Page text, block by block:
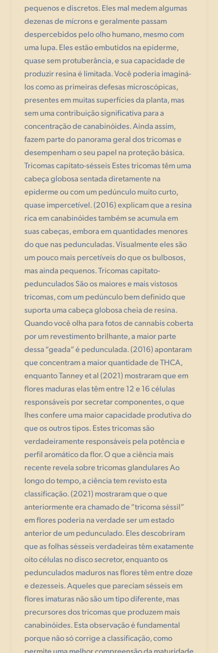
pequenos e discretos. Eles mal medem algumas
dezenas de mícrons e geralmente passam
despercebidos pelo olho humano, mesmo com
uma lupa. Eles estão embutidos na epiderme,
quase sem protuberância, e sua capacidade de
produzir resina é limitada. Você poderia imaginá-
los como as primeiras defesas microscópicas,
presentes em muitas superfícies da planta, mas
sem uma contribuição significativa para a
concentração de canabinóides. Ainda assim,
fazem parte do panorama geral dos tricomas e
desempenham o seu papel na proteção básica.
Tricomas capitato-sésseis Estes tricomas têm uma
cabeça globosa sentada diretamente na
epiderme ou com um pedúnculo muito curto,
quase impercetível. (2016) explicam que a resina
rica em canabinóides também se acumula em
suas cabeças, embora em quantidades menores
do que nas pedunculadas. Visualmente eles são
um pouco mais percetíveis do que os bulbosos,
mas ainda pequenos. Tricomas capitato-
pedunculados São os maiores e mais vistosos
tricomas, com um pedúnculo bem definido que
suporta uma cabeça globosa cheia de resina.
Quando você olha para fotos de cannabis coberta
por um revestimento brilhante, a maior parte
dessa “geada” é pedunculada. (2016) apontaram
que concentram a maior quantidade de THCA,
enquanto Tanney et al (2021) mostraram que em
flores maduras elas têm entre 12 e 16 células
responsáveis por secretar componentes, o que
lhes confere uma maior capacidade produtiva do
que os outros tipos. Estes tricomas são
verdadeiramente responsáveis pela potência e
perfil aromático da flor. O que a ciência mais
recente revela sobre tricomas glandulares Ao
longo do tempo, a ciência tem revisto esta
classificação. (2021) mostraram que o que
anteriormente era chamado de “tricoma séssil”
em flores poderia na verdade ser um estado
anterior de um pedunculado. Eles descobriram
que as folhas sésseis verdadeiras têm exatamente
oito células no disco secretor, enquanto os
pedunculados maduros nas flores têm entre doze
e dezesseis. Aqueles que pareciam sésseis em
flores imaturas não são um tipo diferente, mas
precursores dos tricomas que produzem mais
canabinóides. Esta observação é fundamental
porque não só corrige a classificação, como
permite uma melhor compreensão da maturidade